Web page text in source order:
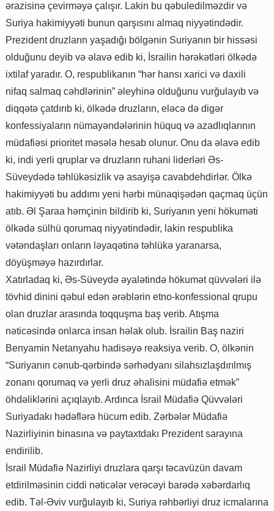
ərazisinə çevirməyə çalışır. Lakin bu qəbuledilməzdir və
Suriya hakimiyyəti bunun qarşısını almaq niyyətindədir.
Prezident druzların yaşadığı bölgənin Suriyanın bir hissəsi
olduğunu deyib və əlavə edib ki, İsrailin hərəkətləri ölkədə
ixtilaf yaradır. O, respublikanın “hər hansı xarici və daxili
nifaq salmaq cəhdlərinin” əleyhinə olduğunu vurğulayıb və
diqqətə çatdırıb ki, ölkədə druzların, eləcə də digər
konfessiyaların nümayəndələrinin hüquq və azadlıqlarının
müdafiəsi prioritet məsələ hesab olunur. Onu da əlavə edib
ki, indi yerli qruplar və druzların ruhani liderləri Əs-
Süveydədə təhlükəsizlik və asayişə cavabdehdirlər. Ölkə
hakimiyyəti bu addımı yeni hərbi münaqişədən qaçmaq üçün
atıb. Əl Şaraa həmçinin bildirib ki, Suriyanın yeni hökuməti
ölkədə sülhü qorumaq niyyətindədir, lakin respublika
vətəndaşları onların ləyaqətinə təhlükə yaranarsa,
döyüşməyə hazırdırlar.
Xatırladaq ki, Əs-Süveydə əyalətində hökumət qüvvələri ilə
tövhid dinini qəbul edən ərəblərin etno-konfessional qrupu
olan druzlar arasında toqquşma baş verib. Atışma
nəticəsində onlarca insan həlak olub. İsrailin Baş naziri
Benyamin Netanyahu hadisəyə reaksiya verib. O, ölkənin
“Suriyanın cənub-qərbində sərhədyanı silahsızlaşdırılmış
zonanı qorumaq və yerli druz əhalisini müdafiə etmək”
öhdəliklərini açıqlayıb. Ardınca İsrail Müdafiə Qüvvələri
Suriyadakı hədəflərə hücum edib. Zərbələr Müdafiə
Nazirliyinin binasına və paytaxtdakı Prezident sarayına
endirilib.
İsrail Müdafiə Nazirliyi druzlara qarşı təcavüzün davam
etdirilməsinin ciddi nəticələr verəcəyi barədə xəbərdarlıq
edib. Təl-Əviv vurğulayıb ki, Suriya rəhbərliyi druz icmalarına